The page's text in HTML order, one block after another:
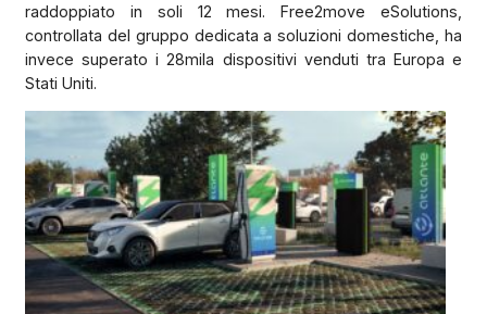
raddoppiato in soli 12 mesi. Free2move eSolutions,
controllata del gruppo dedicata a soluzioni domestiche, ha
invece superato i 28mila dispositivi venduti tra Europa e
Stati Uniti.